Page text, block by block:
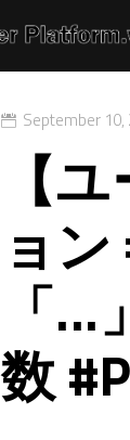
September 10,
【
ョ
「
数